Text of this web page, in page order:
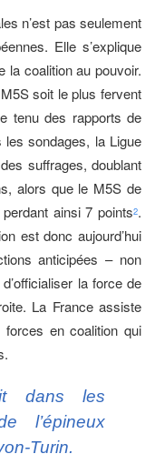
n’est pas seulement
Elle s’explique
la coalition au pouvoir.
soit le plus fervent
tenu des rapports de
sondages, la Ligue
suffrages, doublant
alors que le M5S de
ainsi 7 points2.
est donc aujourd’hui
anticipées – non
la force de
La France assiste
en coalition qui
dans les
l’épineux
Turin.